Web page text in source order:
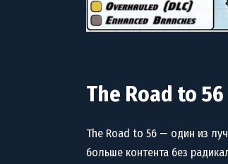
The Road to 56
The Road to 56 — один из
больше контента без